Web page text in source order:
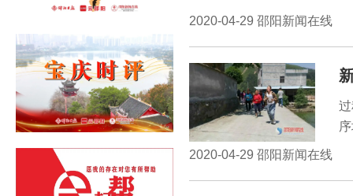
部，有利于激发干部干事创
2020-04-29 邵阳新闻在线
2020-04-29 邵阳新闻在线